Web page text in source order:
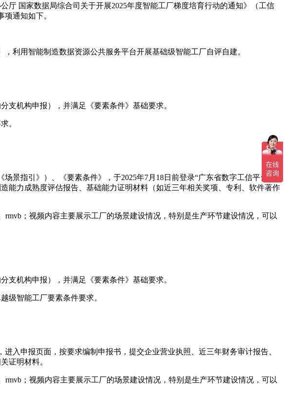
国家数据局综合司关于开展2025年度智能工厂梯度培育行动的通知》（工信
通知如下。
利用智能制造数据资源公共服务平台开展基础级智能工厂自评自建。
机构申报），并满足《要素条件》基础要求。
。
景指引》）、《要素条件》，于2025年7月18日前登录“广东省数字工信平台”，
能力成熟度评估报告、基础能力证明材料（如近三年相关奖项、专利、软件著作
；视频内容主要展示工厂的场景建设情况，特别是生产环节建设情况，可以
机构申报），并满足《要素条件》基础要求。
级智能工厂要素条件要求。
入申报页面，按要求编制申报书，提交企业营业执照、近三年财务审计报告、
证明材料。
；视频内容主要展示工厂的场景建设情况，特别是生产环节建设情况，可以